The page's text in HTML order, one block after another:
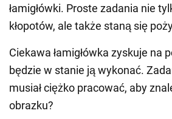
łamigłówki. Proste zadania nie
kłopotów, ale także staną się
Ciekawa łamigłówka zyskuje na
będzie w stanie ją wykonać.
musiał ciężko pracować, aby
obrazku?